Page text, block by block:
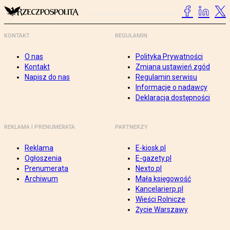
KONTAKT
O nas
Kontakt
Napisz do nas
REGULAMIN
Polityka Prywatności
Zmiana ustawień zgód
Regulamin serwisu
Informacje o nadawcy
Deklaracja dostępności
REKLAMA I PRENUMERATA
Reklama
Ogłoszenia
Prenumerata
Archiwum
PARTNERZY
E-kiosk.pl
E-gazety.pl
Nexto.pl
Mała księgowość
Kancelarierp.pl
Wieści Rolnicze
Życie Warszawy